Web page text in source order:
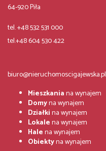
64-920 Piła
tel. +48 532 531 000
tel.+48 604 530 422
biuro@nieruchomoscigajewska.pl
Mieszkaniana wynajem
Domyna wynajem
Działkina wynajem
Lokalena wynajem
Halena wynajem
Obiektyna wynajem